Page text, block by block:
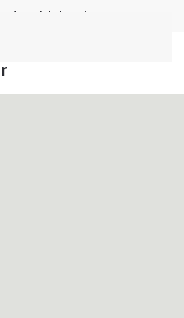
og lokal service